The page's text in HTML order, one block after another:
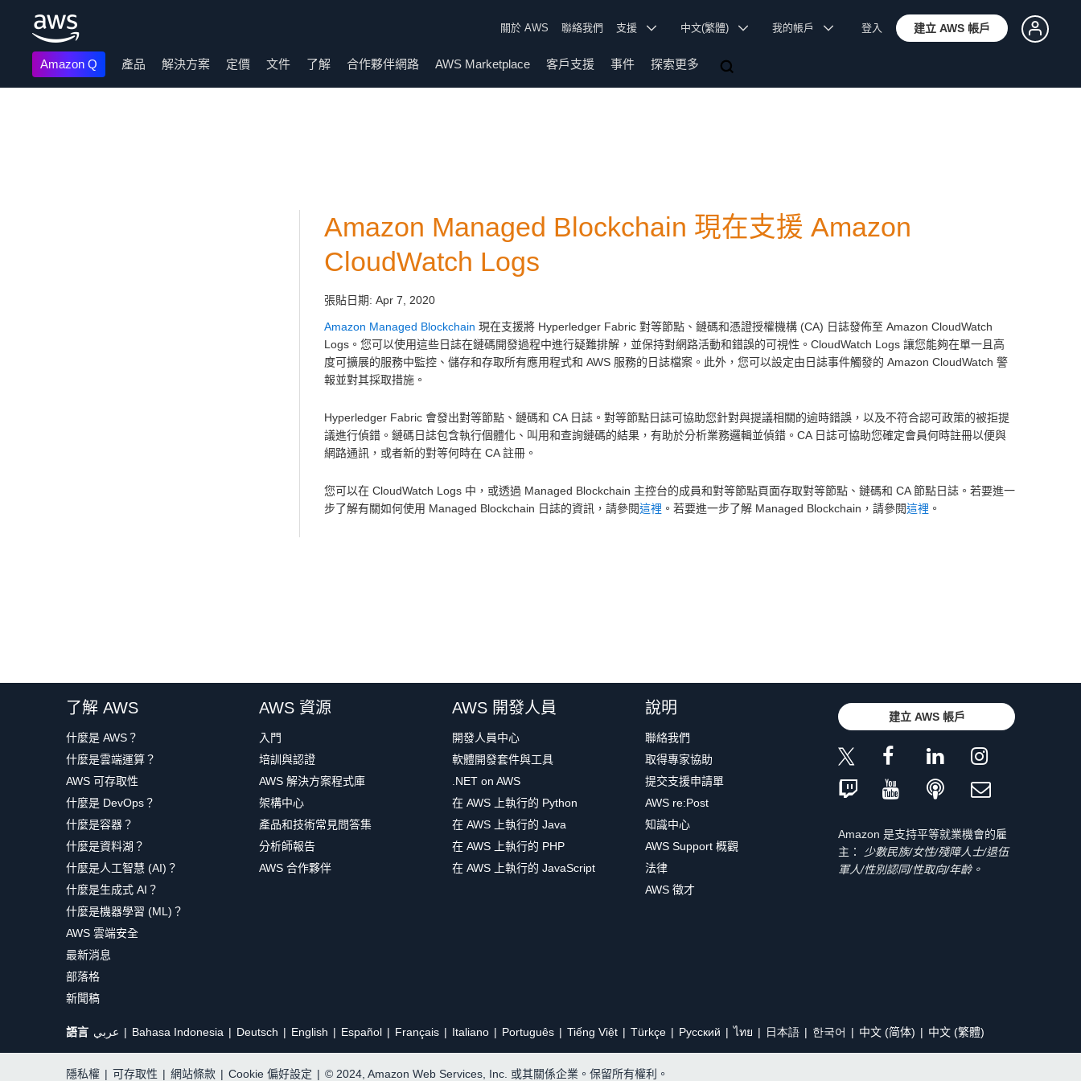
關於 AWS 聯絡我們 支援 中文(繁體) 我的帳戶 登入 建立 AWS 帳戶
Amazon Q 產品 解決方案 定價 文件 了解 合作夥伴網路 AWS Marketplace 客戶支援 事件 探索更多
Amazon Managed Blockchain 現在支援 Amazon
CloudWatch Logs
張貼日期: Apr 7, 2020
Amazon Managed Blockchain 現在支援將 Hyperledger Fabric 對等節點、鏈碼和憑證授權機構 (CA) 日誌發佈至 Amazon CloudWatch
Logs。您可以使用這些日誌在鏈碼開發過程中進行疑難排解，並保持對網路活動和錯誤的可視性。CloudWatch Logs 讓您能夠在單一且高
度可擴展的服務中監控、儲存和存取所有應用程式和 AWS 服務的日誌檔案。此外，您可以設定由日誌事件觸發的 Amazon CloudWatch 警
報並對其採取措施。
Hyperledger Fabric 會發出對等節點、鏈碼和 CA 日誌。對等節點日誌可協助您針對與提議相關的逾時錯誤，以及不符合認可政策的被拒提
議進行偵錯。鏈碼日誌包含執行個體化、叫用和查詢鏈碼的結果，有助於分析業務邏輯並偵錯。CA 日誌可協助您確定會員何時註冊以便與
網路通訊，或者新的對等何時在 CA 註冊。
您可以在 CloudWatch Logs 中，或透過 Managed Blockchain 主控台的成員和對等節點頁面存取對等節點、鏈碼和 CA 節點日誌。若要進一
步了解有關如何使用 Managed Blockchain 日誌的資訊，請參閱這裡 。若要進一步了解 Managed Blockchain，請參閱這裡 。
了解 AWS
什麼是 AWS？
什麼是雲端運算？
AWS 可存取性
什麼是 DevOps？
什麼是容器？
什麼是資料湖？
什麼是人工智慧 (AI)？
什麼是生成式 AI？
什麼是機器學習 (ML)？
AWS 雲端安全
最新消息
部落格
新聞稿
AWS 資源
入門
培訓與認證
AWS 解決方案程式庫
架構中心
產品和技術常見問答集
分析師報告
AWS 合作夥伴
AWS 開發人員
開發人員中心
軟體開發套件與工具
.NET on AWS
在 AWS 上執行的 Python
在 AWS 上執行的 Java
在 AWS 上執行的 PHP
在 AWS 上執行的 JavaScript
說明
聯絡我們
取得專家協助
提交支援申請單
AWS re:Post
知識中心
AWS Support 概觀
法律
AWS 徵才
建立 AWS 帳戶
Amazon 是支持平等就業機會的雇
主：
少數民族/女性/殘障人士/退伍
軍人/性別認同/性取向/年齡。
語言 عربي Bahasa Indonesia Deutsch English Español Français Italiano Português Tiếng Việt Türkçe Ρусский ไทย 日本語 한국어 中文 (简体) 中文 (繁體)
隱私權 | 可存取性 | 網站條款 | Cookie 偏好設定 | © 2024, Amazon Web Services, Inc. 或其關係企業。保留所有權利。